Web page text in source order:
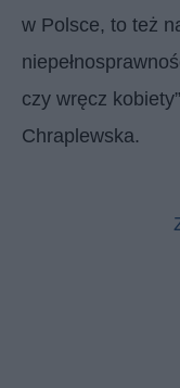
w Polsce, to też
czy wręcz
Chraplewska.